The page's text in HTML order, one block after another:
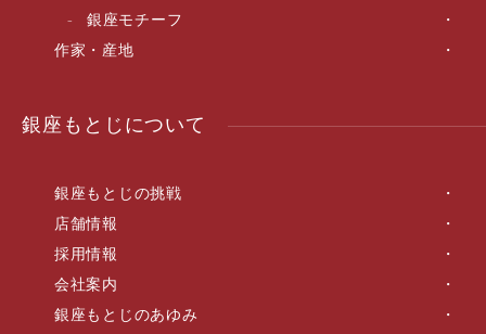
銀座モチーフ
作家・産地
銀座もとじについて
銀座もとじの挑戦
店舗情報
採用情報
会社案内
銀座もとじのあゆみ